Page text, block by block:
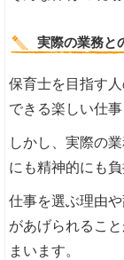
実際の業務と
保育士を目指す
できる楽しい仕
しかし、実際の
にも精神的にも
仕事を選ぶ理由
があげられるこ
まいます。